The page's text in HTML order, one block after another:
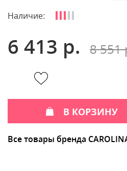
Наличие:
6 413 р. 8 551
В КОРЗИНУ
Все товары бренда